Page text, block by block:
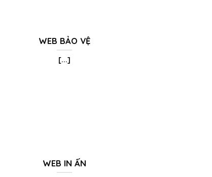
WEB BẢO VỆ
[...]
WEB IN ẤN